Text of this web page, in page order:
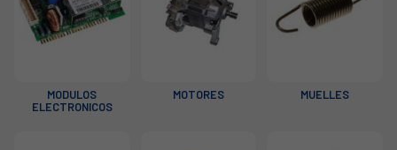
MODULOS
ELECTRONICOS
MOTORES MUELLES